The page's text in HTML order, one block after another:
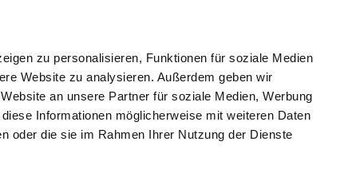
zu personalisieren, Funktionen für soziale Medien
Website zu analysieren. Außerdem geben wir
an unsere Partner für soziale Medien, Werbung
Informationen möglicherweise mit weiteren Daten
oder die sie im Rahmen Ihrer Nutzung der Dienste
SEARCH TIPS & HELP THE GHD